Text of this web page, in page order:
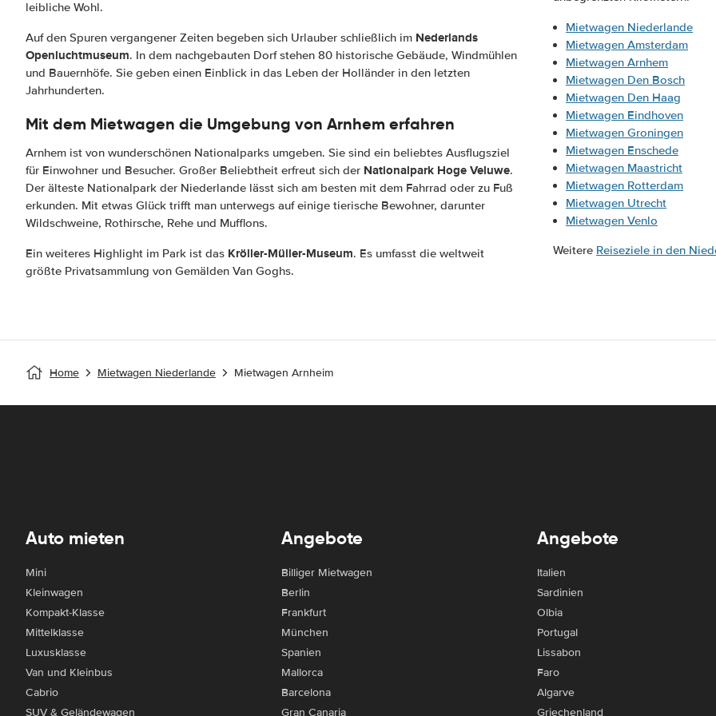
leibliche Wohl.
Auf den Spuren vergangener Zeiten begeben sich Urlauber schließlich im Nederlands
Openluchtmuseum. In dem nachgebauten Dorf stehen 80 historische Gebäude, Windmühlen
und Bauernhöfe. Sie geben einen Einblick in das Leben der Holländer in den letzten
Jahrhunderten.
Mit dem Mietwagen die Umgebung von Arnhem erfahren
Arnhem ist von wunderschönen Nationalparks umgeben. Sie sind ein beliebtes Ausflugsziel
für Einwohner und Besucher. Großer Beliebtheit erfreut sich der Nationalpark Hoge Veluwe.
Der älteste Nationalpark der Niederlande lässt sich am besten mit dem Fahrrad oder zu Fuß
erkunden. Mit etwas Glück trifft man unterwegs auf einige tierische Bewohner, darunter
Wildschweine, Rothirsche, Rehe und Mufflons.
Ein weiteres Highlight im Park ist das Kröller-Müller-Museum. Es umfasst die weltweit
größte Privatsammlung von Gemälden Van Goghs.
Mietwagen Niederlande
Mietwagen Amsterdam
Mietwagen Arnhem
Mietwagen Den Bosch
Mietwagen Den Haag
Mietwagen Eindhoven
Mietwagen Groningen
Mietwagen Enschede
Mietwagen Maastricht
Mietwagen Rotterdam
Mietwagen Utrecht
Mietwagen Venlo
Weitere Reiseziele in den
Home Mietwagen Niederlande Mietwagen Arnheim
Auto mieten
Mini
Kleinwagen
Kompakt-Klasse
Mittelklasse
Luxusklasse
Van und Kleinbus
Cabrio
SUV & Geländewagen
Angebote
Billiger Mietwagen
Berlin
Frankfurt
München
Spanien
Mallorca
Barcelona
Gran Canaria
Angebote
Italien
Sardinien
Olbia
Portugal
Lissabon
Faro
Algarve
Griechenland